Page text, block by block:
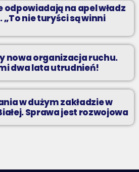
odpowiadają na apel władz
„To nie turyści są winni
nowa organizacja ruchu.
dwa lata utrudnień!
w dużym zakładzie w
Sprawa jest rozwojowa